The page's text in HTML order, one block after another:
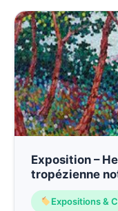
Exposition –
tropézienne
Expositions &